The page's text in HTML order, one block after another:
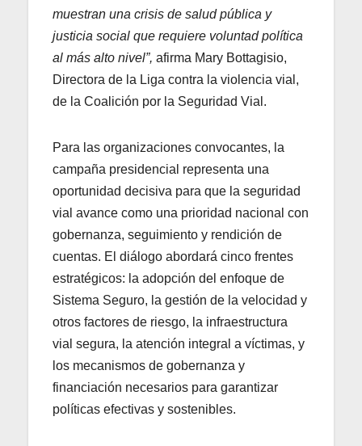
muestran una crisis de salud pública y
justicia social que requiere voluntad política
al más alto nivel”, afirma Mary Bottagisio,
Directora de la Liga contra la violencia vial,
de la Coalición por la Seguridad Vial.
Para las organizaciones convocantes, la
campaña presidencial representa una
oportunidad decisiva para que la seguridad
vial avance como una prioridad nacional con
gobernanza, seguimiento y rendición de
cuentas. El diálogo abordará cinco frentes
estratégicos: la adopción del enfoque de
Sistema Seguro, la gestión de la velocidad y
otros factores de riesgo, la infraestructura
vial segura, la atención integral a víctimas, y
los mecanismos de gobernanza y
financiación necesarios para garantizar
políticas efectivas y sostenibles.